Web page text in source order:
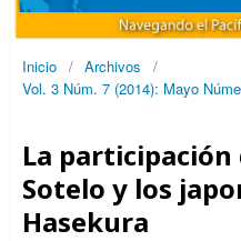
Inicio / Archivos
/
Vol. 3 Núm. 7 (2014): Mayo
La
Sotelo y los
Hasekura